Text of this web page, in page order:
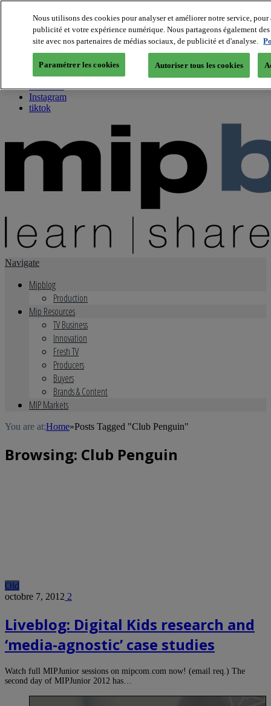
About us
Twitter
Facebook
Youtube
Instagram
tiktok
Navigate
Mipblog
Production
Mip Resources
TV Business
Innovation
Fresh TV
Producers
Buyers
Brands & Content
MIP Markets
You are at:Home»Posts Tagged "Club Penguin"
Browsing: Club Penguin
Old
octobre 7, 2012 2
Liveblog: Digital Kids research and
‘media-agnostic’ case studies
Watch full MIPJunior sessions on mipcom.com now! (email req.) The
second day of MIPJunior 2012 has…
Nous utilisons des cookies pour analyser et améliorer notre service,
publicité et votre expérience numérique. Nous partageons également
site avec nos partenaires de médias sociaux, de publicité et d'analyse.
Paramétrer les cookies Autoriser tous les cookies